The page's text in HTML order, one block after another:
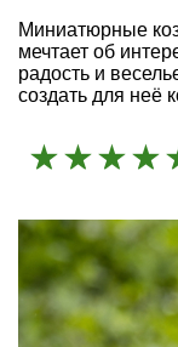
Миниатюрные
мечтает об
радость и
создать для неё